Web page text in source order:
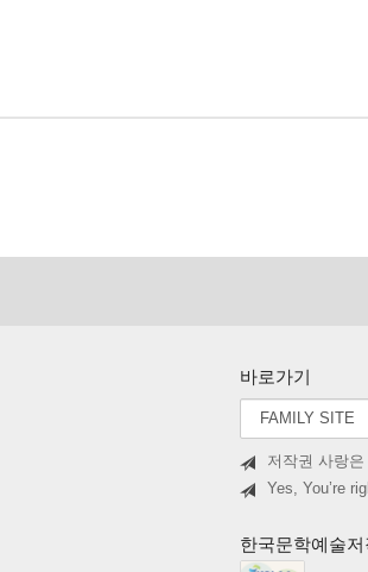
바로가기
저작권 사랑
Yes, You’re
한국문학예술저